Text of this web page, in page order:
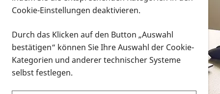
Vorlesen
Alle Infomaterialien in verschiedenen
Formaten an einem Ort
Sie möchten wissen, wie Sie nach Infonmaterial
Cookie-Einstellungen deaktivieren.
Durch das Klicken auf den Button „Auswahl
bestätigen“ können Sie Ihre Auswahl der Cookie-
Kategorien und anderer technischer Systeme
selbst festlegen.